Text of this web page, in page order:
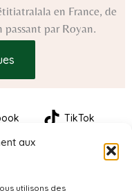
aux
utilisons des
en France, de
passant par Royan.
TikTok